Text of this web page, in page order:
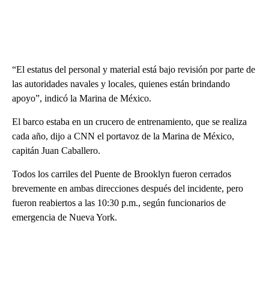
“El estatus del personal y material está bajo revisión por parte de
las autoridades navales y locales, quienes están brindando
apoyo”, indicó la Marina de México.
El barco estaba en un crucero de entrenamiento, que se realiza
cada año, dijo a CNN el portavoz de la Marina de México,
capitán Juan Caballero.
Todos los carriles del Puente de Brooklyn fueron cerrados
brevemente en ambas direcciones después del incidente, pero
fueron reabiertos a las 10:30 p.m., según funcionarios de
emergencia de Nueva York.